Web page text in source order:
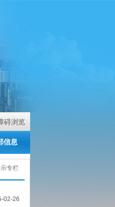
碍浏览
信息
专栏
02-26